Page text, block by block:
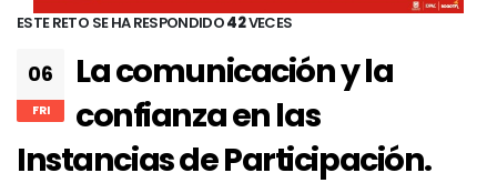
ESTE RETO SE HA RESPONDIDO42VECES
06
FRI
La comunicación y la
confianza en las
Instancias de Participación.